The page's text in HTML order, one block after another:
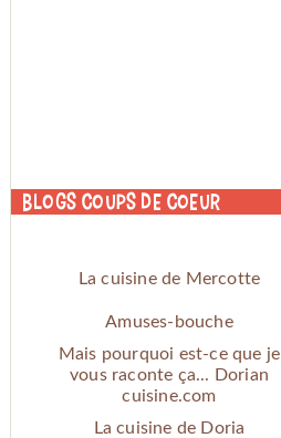
Blogs coups de coeur
La cuisine de Mercotte
Amuses-bouche
Mais pourquoi est-ce que je
vous raconte ça... Dorian
cuisine.com
La cuisine de Doria